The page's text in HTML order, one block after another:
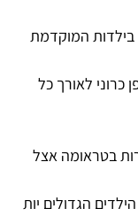
בילדות המוקדמת
כרוני לאורך כל
בטראומה אצל
הגדולים יות